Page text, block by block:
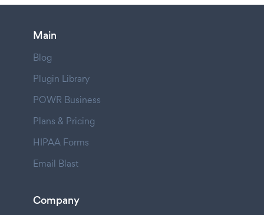
Main
Blog
Plugin Library
POWR Business
Plans & Pricing
HIPAA Forms
Email Blast
Company